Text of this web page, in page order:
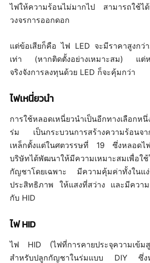
ไฟให้ความร้อนไม่มากไป สามารถใช้ไ
วงจรการออกดอก
แต่ข้อเสียก็คือ ไฟ LED จะมีราคาสูงกว่
เท่า (หากติดตั้งอย่างเหมาะสม) แต่ห
จริงจังการลงทุนด้วย LED ก็จะคุ้มกว่า
ไฟเหนี่ยวนำ
การใช้หลอดเหนี่ยวนำเป็นอีกทางเลือกห
ร่ม เป็นกระบวนการสร้างความร้อนจา
เหล็กตั้งแต่ในศตวรรษที่ 19 ซึ่งหลอด
บริษัทได้พัฒนาให้มีความเหมาะสมเพื่อใ
กัญชาโดยเฉพาะ มีความคุ้มค่าทั้งใน
ประสิทธิภาพ ให้แสงที่สว่าง และมีความ
กับ HID
ไฟ HID
ไฟ HID (ไฟที่การคายประจุความเข้ม
สำหรับปลูกกัญชาในร่มแบบ DIY ซึ่งห